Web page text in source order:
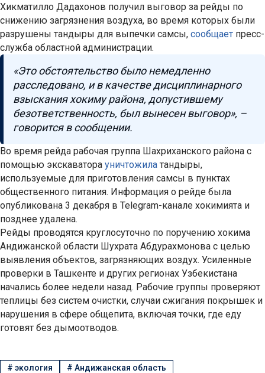
Хикматилло Дадахонов получил выговор за рейды по
снижению загрязнения воздуха, во время которых были
разрушены тандыры для выпечки самсы, сообщает пресс-
служба областной администрации.
«Это обстоятельство было немедленно
расследовано, и в качестве дисциплинарного
взыскания хокиму района, допустившему
безответственность, был вынесен выговор», –
говорится в сообщении.
Во время рейда рабочая группа Шахриханского района с
помощью экскаватора уничтожила тандыры,
используемые для приготовления самсы в пунктах
общественного питания. Информация о рейде была
опубликована 3 декабря в Telegram-канале хокимията и
позднее удалена.
Рейды проводятся круглосуточно по поручению хокима
Андижанской области Шухрата Абдурахмонова с целью
выявления объектов, загрязняющих воздух. Усиленные
проверки в Ташкенте и других регионах Узбекистана
начались более недели назад. Рабочие группы проверяют
теплицы без систем очистки, случаи сжигания покрышек и
нарушения в сфере общепита, включая точки, где еду
готовят без дымоотводов.
# экология # Андижанская область